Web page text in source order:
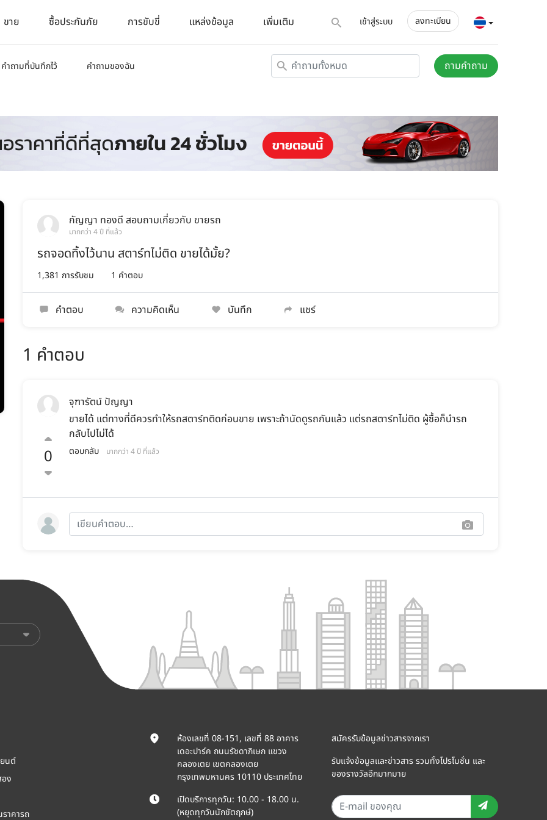
ขาย ซื้อประกันภัย การขับขี่ แหล่งข้อมูล เพิ่มเติม เข้าสู่ระบบ ลงทะเบียน
คำถามที่บันทึกไว้ คำถามของฉัน ถามคำถาม
กัญญา ทองดี สอบถามเกี่ยวกับ ขายรถ
มากกว่า 4 ปี ที่แล้ว
รถจอดทิ้งไว้นาน สตาร์ทไม่ติด ขายได้มั้ย?
1,381 การรับชม 1 คำตอบ
คำตอบ ความคิดเห็น บันทึก แชร์
1 คำตอบ
0
จุฑารัตน์ ปัญญา
ขายได้ แต่ทางที่ดีควรทำให้รถสตาร์ทติดก่อนขาย เพราะถ้านัดดูรถกันแล้ว แต่รถสตาร์ทไม่ติด ผู้ซื้อก็นำรถ
กลับไปไม่ได้
ตอบกลับ มากกว่า 4 ปี ที่แล้ว
นต์
ง
ราคารถ
ห้องเลขที่ 08-151, เลขที่ 88 อาคาร
เดอะปาร์ค ถนนรัชดาภิเษก แขวง
คลองเตย เขตคลองเตย
กรุงเทพมหานคร 10110 ประเทศไทย
เปิดบริการทุกวัน: 10.00 - 18.00 น.
(หยุดทุกวันนักขัตฤกษ์)
สมัครรับข้อมูลข่าวสารจากเรา
รับแจ้งข้อมูลและข่าวสาร รวมทั้งโปรโมชั่น และ
ของรางวัลอีกมากมาย